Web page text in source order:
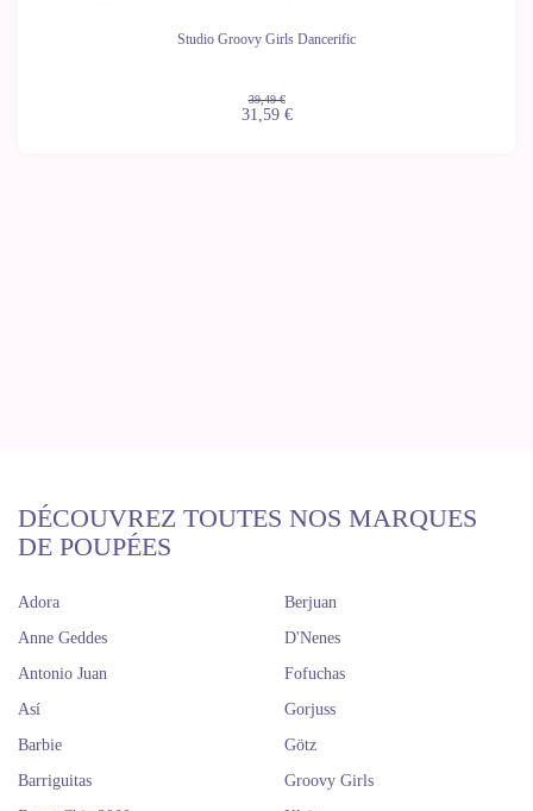
Studio Groovy Girls Dancerific
39,49 €
31,59 €
DÉCOUVREZ TOUTES NOS MARQUES
DE POUPÉES
Adora
Anne Geddes
Antonio Juan
Así
Barbie
Barriguitas
Berjuan
D'Nenes
Fofuchas
Gorjuss
Götz
Groovy Girls